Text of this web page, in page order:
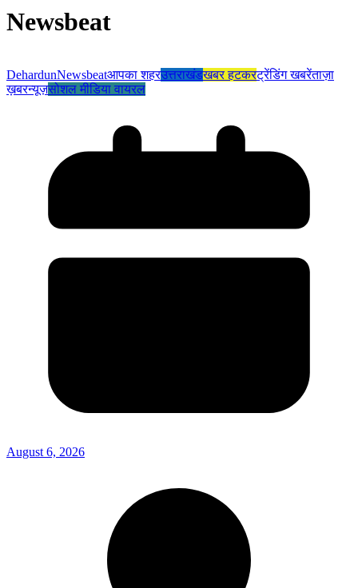
Newsbeat
DehardunNewsbeatआपका शहरउत्तराखंडखबर हटकरट्रेंडिंग खबरेंताज़ा
ख़बरन्यूज़सोशल मीडिया वायरल
August 6, 2026